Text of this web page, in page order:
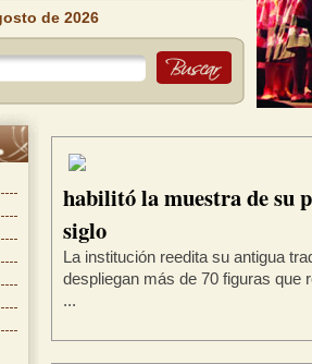
de 2026
habilitó la muestra de su
siglo
La institución reedita su antigua
despliegan más de 70 figuras que
...